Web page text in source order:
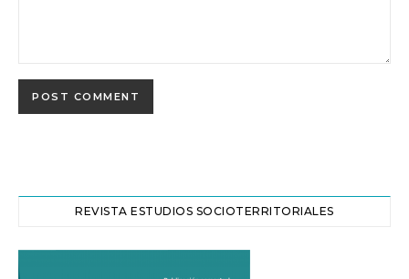
REVISTA ESTUDIOS SOCIOTERRITORIALES